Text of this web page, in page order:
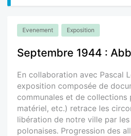
Evenement Exposition
Septembre 1944 :
En collaboration avec Pascal
exposition composée de
communales et de collections
matériel, etc.) retrace les
libération de notre ville par
polonaises. Progression des